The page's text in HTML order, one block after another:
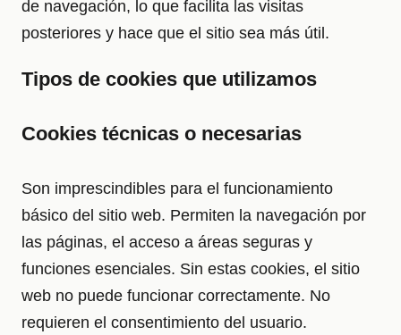
de navegación, lo que facilita las visitas
posteriores y hace que el sitio sea más útil.
Tipos de cookies que utilizamos
Cookies técnicas o necesarias
Son imprescindibles para el funcionamiento
básico del sitio web. Permiten la navegación por
las páginas, el acceso a áreas seguras y
funciones esenciales. Sin estas cookies, el sitio
web no puede funcionar correctamente. No
requieren el consentimiento del usuario.